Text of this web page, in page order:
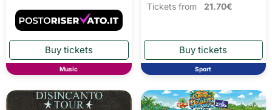
Music
Tickets from 21.70€
Sport